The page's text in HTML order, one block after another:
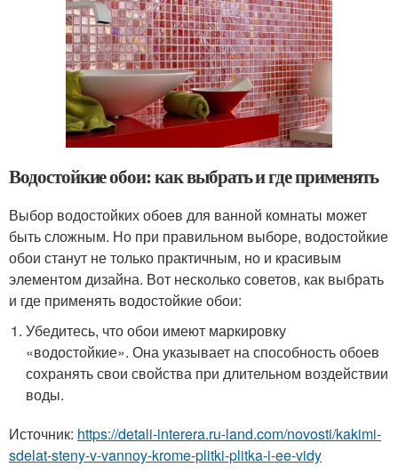
Водостойкие обои: как выбрать и где применять
Выбор водостойких обоев для ванной комнаты может
быть сложным. Но при правильном выборе, водостойкие
обои станут не только практичным, но и красивым
элементом дизайна. Вот несколько советов, как выбрать
и где применять водостойкие обои:
Убедитесь, что обои имеют маркировку
«водостойкие». Она указывает на способность обоев
сохранять свои свойства при длительном воздействии
воды.
Источник: https://detali-interera.ru-land.com/novosti/kakimi-
sdelat-steny-v-vannoy-krome-plitki-plitka-i-ee-vidy